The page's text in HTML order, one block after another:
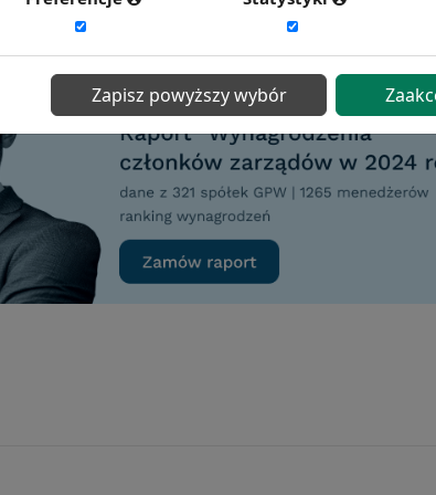
Zapisz powyższy wybór